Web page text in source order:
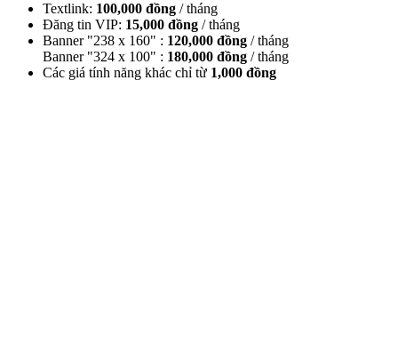
Textlink: 100,000 đồng / tháng
Đăng tin VIP: 15,000 đồng / tháng
Banner "238 x 160" : 120,000 đồng / tháng
Banner "324 x 100" : 180,000 đồng / tháng
Các giá tính năng khác chỉ từ 1,000 đồng